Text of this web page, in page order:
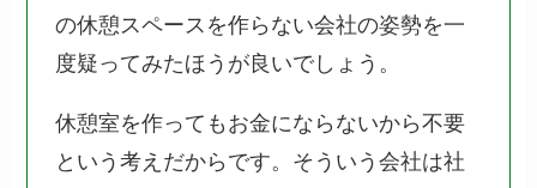
の休憩スペースを作らない会社の姿勢を一
度疑ってみたほうが良いでしょう。
休憩室を作ってもお金にならないから不要
という考えだからです。そういう会社は社